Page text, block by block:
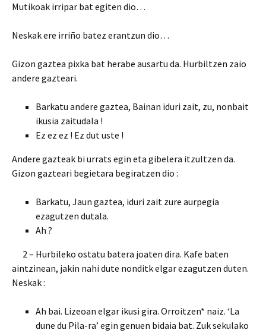
Mutikoak irripar bat egiten dio…
Neskak ere irriño batez erantzun dio…
Gizon gaztea pixka bat herabe ausartu da. Hurbiltzen zaio
andere gazteari.
Barkatu andere gaztea, Bainan iduri zait, zu, nonbait
ikusia zaitudala !
Ez ez ez ! Ez dut uste !
Andere gazteak bi urrats egin eta gibelera itzultzen da.
Gizon gazteari begietara begiratzen dio :
Barkatu, Jaun gaztea, iduri zait zure aurpegia
ezagutzen dutala.
Ah ?
2 – Hurbileko ostatu batera joaten dira. Kafe baten
aintzinean, jakin nahi dute nonditk elgar ezagutzen duten.
Neskak :
Ah bai. Lizeoan elgar ikusi gira. Orroitzen* naiz. ‘La
dune du Pila-ra’ egin genuen bidaia bat. Zuk sekulako